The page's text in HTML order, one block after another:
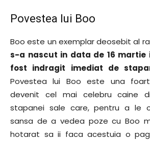
Povestea lui Boo
Boo este un exemplar deosebit al
s-a nascut in data de 16 martie
fost indragit imediat de
Povestea lui Boo este una
devenit cel mai celebru caine
stapanei sale care, pentru a le
sansa de a vedea poze cu Boo
hotarat sa ii faca acestuia o